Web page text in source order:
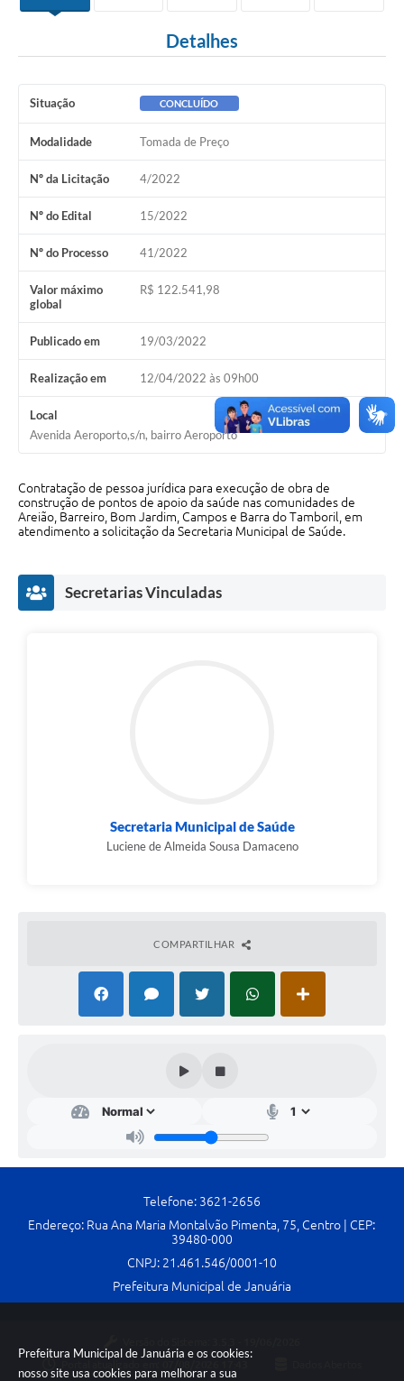
Prefeitura Municipal de Januária e os cookies:
nosso site usa cookies para melhorar a sua
Turismo
Legislação
Agenda
Telefones Úteis
Ouvidoria
Cavernas do Peruaçu
Notícias
Links e Sites
Arquivos para Download
Links
Enquete
Detalhes
Situação CONCLUÍDO
Modalidade Tomada de Preço
Nº da Licitação 4/2022
Nº do Edital 15/2022
Nº do Processo 41/2022
Valor máximo
global
R$ 122.541,98
Publicado em 19/03/2022
Realização em 12/04/2022 às 09h00
Local
Avenida Aeroporto,s/n, bairro Aeroporto
Contratação de pessoa jurídica para execução de obra de
construção de pontos de apoio da saúde nas comunidades de
Areião, Barreiro, Bom Jardim, Campos e Barra do Tamboril, em
atendimento a solicitação da Secretaria Municipal de Saúde.
Secretarias Vinculadas
Secretaria Municipal de Saúde
Luciene de Almeida Sousa Damaceno
COMPARTILHAR
Telefone: 3621-2656
Endereço: Rua Ana Maria Montalvão Pimenta, 75, Centro | CEP:
39480-000
CNPJ: 21.461.546/0001-10
Prefeitura Municipal de Januária